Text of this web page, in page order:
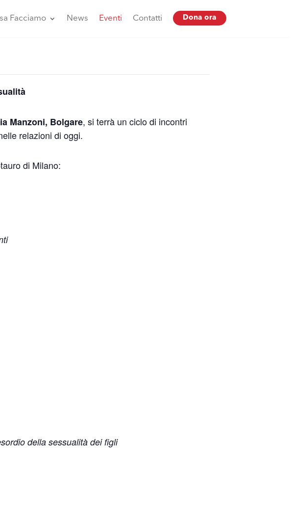
Facciamo News Eventi Contatti Dona ora
Manzoni, Bolgare, si terrà un ciclo di incontri
relazioni di oggi.
di Milano:
della sessualità dei figli